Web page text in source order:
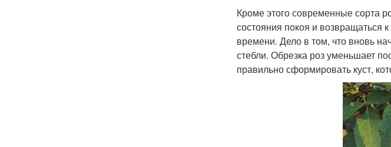
Кроме этого современные сорта
состояния покоя и возвращаться
времени. Дело в том, что вновь
стебли. Обрезка роз уменьшает
правильно сформировать куст,